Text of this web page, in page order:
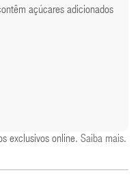
açúcares adicionados
exclusivos online. Saiba mais.